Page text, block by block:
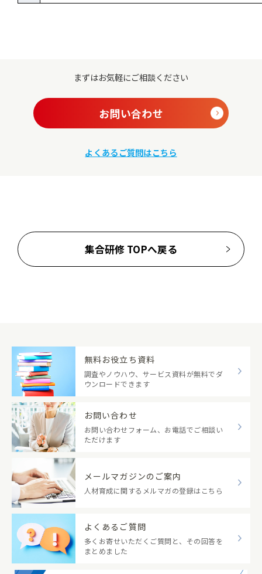
まずはお気軽にご相談ください
お問い合わせ
よくあるご質問はこちら
集合研修 TOPへ戻る
無料お役立ち資料
調査やノウハウ、サービス資料が無料でダ
ウンロードできます
お問い合わせ
お問い合わせフォーム、お電話でご相談い
ただけます
メールマガジンのご案内
人材育成に関するメルマガの登録はこちら
よくあるご質問
多くお寄せいただくご質問と、その回答を
まとめました